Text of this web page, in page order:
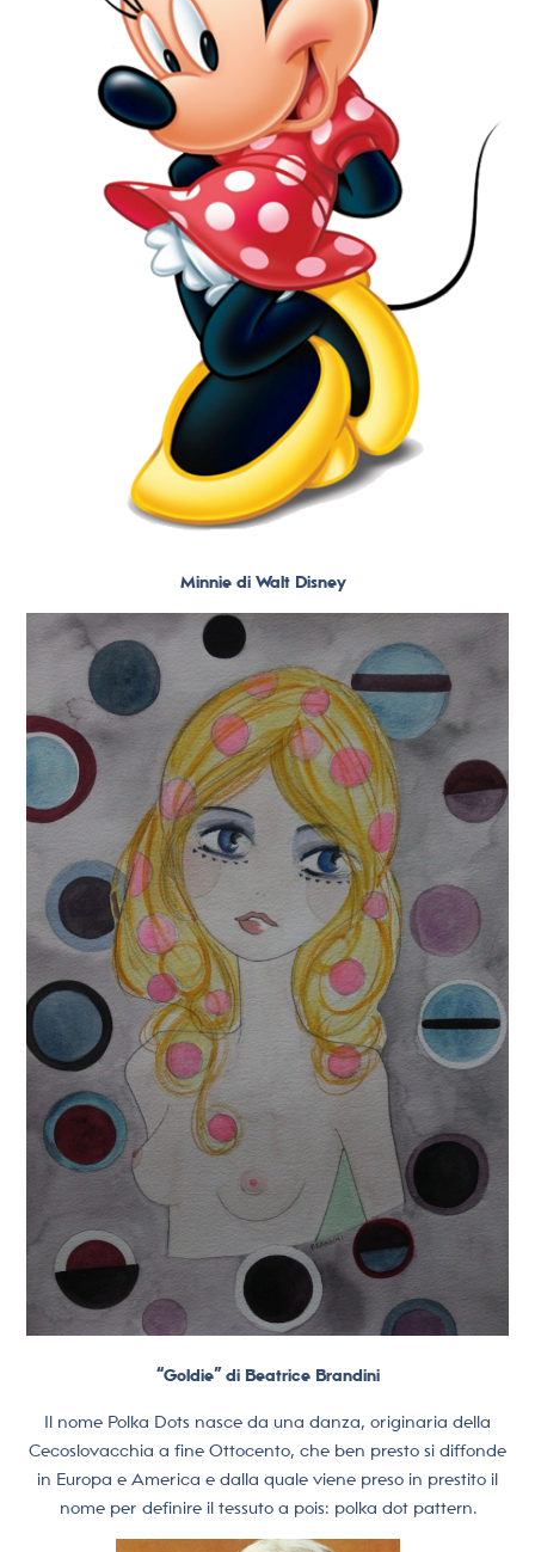
Minnie di Walt Disney
“Goldie” di Beatrice Brandini
Il nome Polka Dots nasce da una danza, originaria della
Cecoslovacchia a fine Ottocento, che ben presto si diffonde
in Europa e America e dalla quale viene preso in prestito il
nome per definire il tessuto a pois: polka dot pattern.